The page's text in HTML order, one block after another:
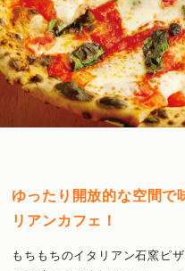
ゆったり開放的な空間で
リアンカフェ！
もちもちのイタリアン石窯ピ